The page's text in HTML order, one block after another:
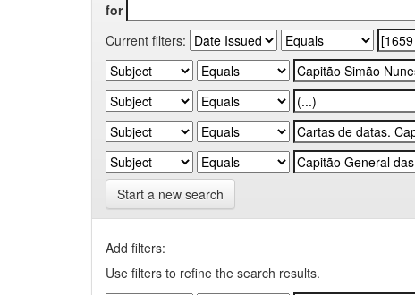
for
Current filters:
Start a new search
Add filters:
Use filters to refine the search results.